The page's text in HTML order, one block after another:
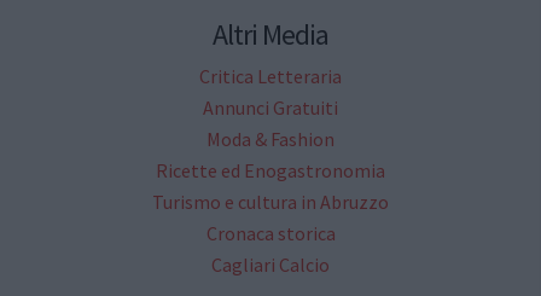
Altri Media
Critica Letteraria
Annunci Gratuiti
Moda & Fashion
Ricette ed Enogastronomia
Turismo e cultura in Abruzzo
Cronaca storica
Cagliari Calcio